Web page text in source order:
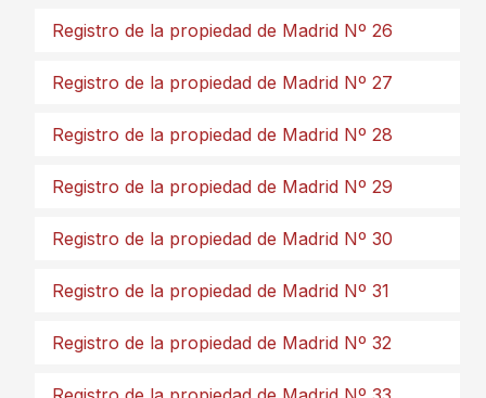
Registro de la propiedad de Madrid Nº 26
Registro de la propiedad de Madrid Nº 27
Registro de la propiedad de Madrid Nº 28
Registro de la propiedad de Madrid Nº 29
Registro de la propiedad de Madrid Nº 30
Registro de la propiedad de Madrid Nº 31
Registro de la propiedad de Madrid Nº 32